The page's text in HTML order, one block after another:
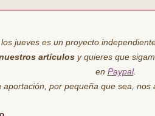
jueves es un proyecto
artículosy quieres que
en Paypal.
aportación, por pequeña que sea, nos